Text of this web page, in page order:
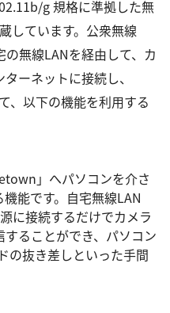
g 規格に準拠した無
しています。公衆無線
の無線LANを経由して、カ
ーネットに接続し、
、以下の機能を利用する
」へパソコンを介さ
能です。自宅無線LAN
に接続するだけでカメラ
ることができ、パソコン
の抜き差しといった手間